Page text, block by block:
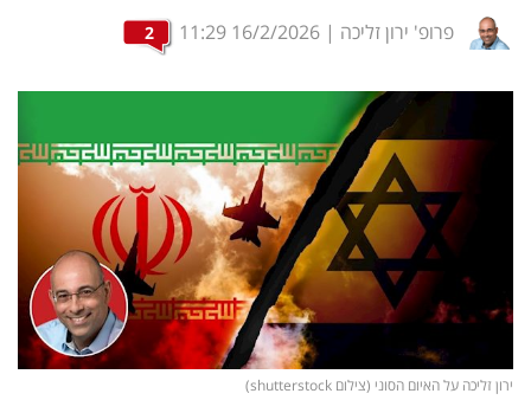
משפט
דעות
רכילות
קריפטו
ויראלי
פרופ' ירון זליכה |
16/2/2026
11:29
2
ירון זליכה על האיום הסוני (צילום shutterstock)